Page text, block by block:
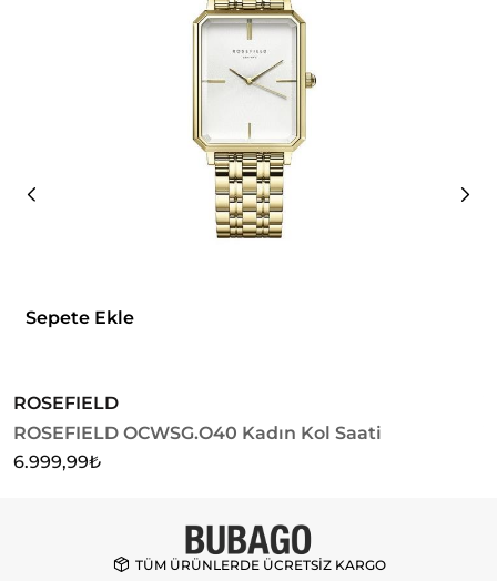
Sepete Ekle
ROSEFIELD
ROSEFIELD OCWSG.O40 Kadın Kol Saati
6.999,99₺
TÜM ÜRÜNLERDE ÜCRETSİZ KARGO